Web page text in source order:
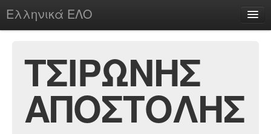
Ελληνικά ΕΛΟ
chesstu.be @ discord
Login
ΤΣΙΡΩΝΗΣ
ΑΠΟΣΤΟΛΗΣ